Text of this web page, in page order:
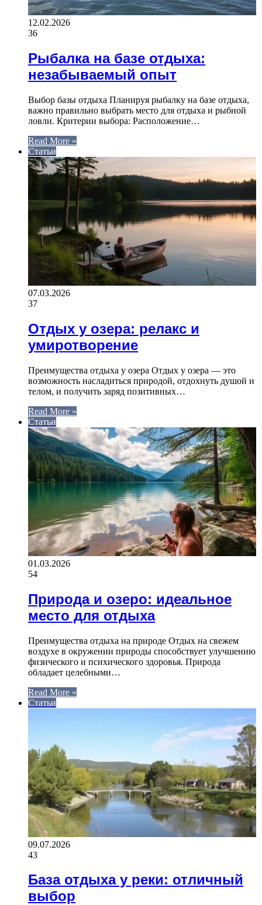
12.02.2026
36
Рыбалка на базе отдыха:
незабываемый опыт
Выбор базы отдыха Планируя рыбалку на базе отдыха,
важно правильно выбрать место для отдыха и рыбной
ловли. Критерии выбора: Расположение…
Read More »
Статьи
07.03.2026
37
Отдых у озера: релакс и
умиротворение
Преимущества отдыха у озера Отдых у озера — это
возможность насладиться природой, отдохнуть душой и
телом, и получить заряд позитивных…
Read More »
Статьи
01.03.2026
54
Природа и озеро: идеальное
место для отдыха
Преимущества отдыха на природе Отдых на свежем
воздухе в окружении природы способствует улучшению
физического и психического здоровья. Природа
обладает целебными…
Read More »
Статьи
09.07.2026
43
База отдыха у реки: отличный
выбор